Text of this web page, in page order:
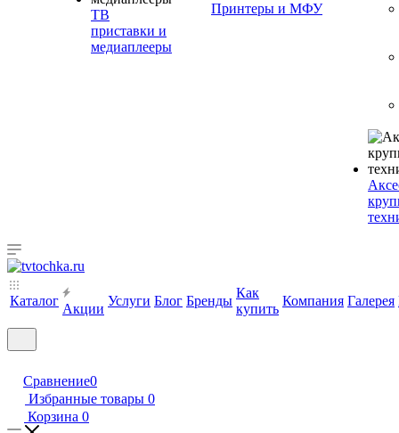
ТВ
приставки и
медиаплееры
Принтеры и МФУ
Каталог
Акции
Услуги Блог Бренды
Как
купить
Компания Галерея
Сравнение0
Избранные товары 0
Корзина 0